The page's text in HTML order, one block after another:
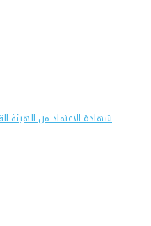
شهادة الاعتماد من الهيئة